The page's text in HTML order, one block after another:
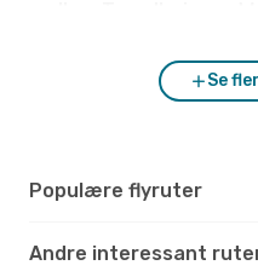
Se
Populære flyruter
Andre interessant